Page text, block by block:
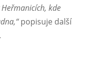
kde
popisuje další